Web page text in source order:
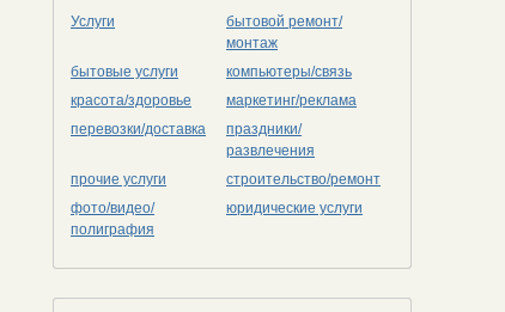
Услуги
бытовой ремонт/
монтаж
бытовые услуги
компьютеры/cвязь
красота/здоровье
маркетинг/реклама
перевозки/доставка
праздники/
развлечения
прочие услуги
строительство/ремонт
фото/видео/
полиграфия
юридические услуги